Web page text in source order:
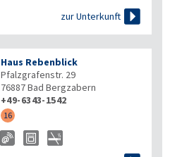
zur Unterkunft 
Haus Rebenblick
Pfalzgrafenstr. 29
76887Bad Bergzabern
+49-6343-1542
16